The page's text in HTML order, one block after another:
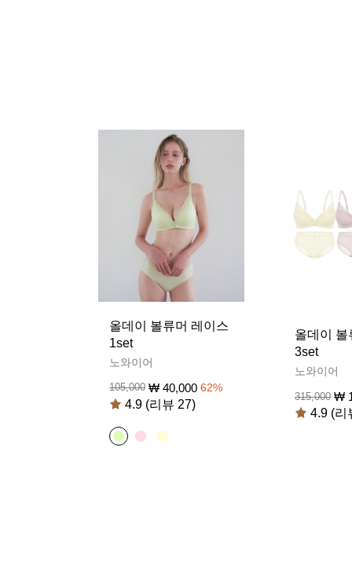
올데이 볼류머 레이스
1set
노와이어
105,000 ₩ 40,000 62%
4.9 (리뷰 27)
올데이 볼
3set
노와이어
315,000 ₩
4.9 (리